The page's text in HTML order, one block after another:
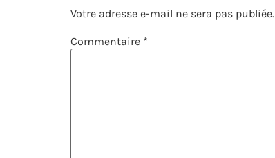
Votre adresse e-mail ne sera pas publiée.
Commentaire *